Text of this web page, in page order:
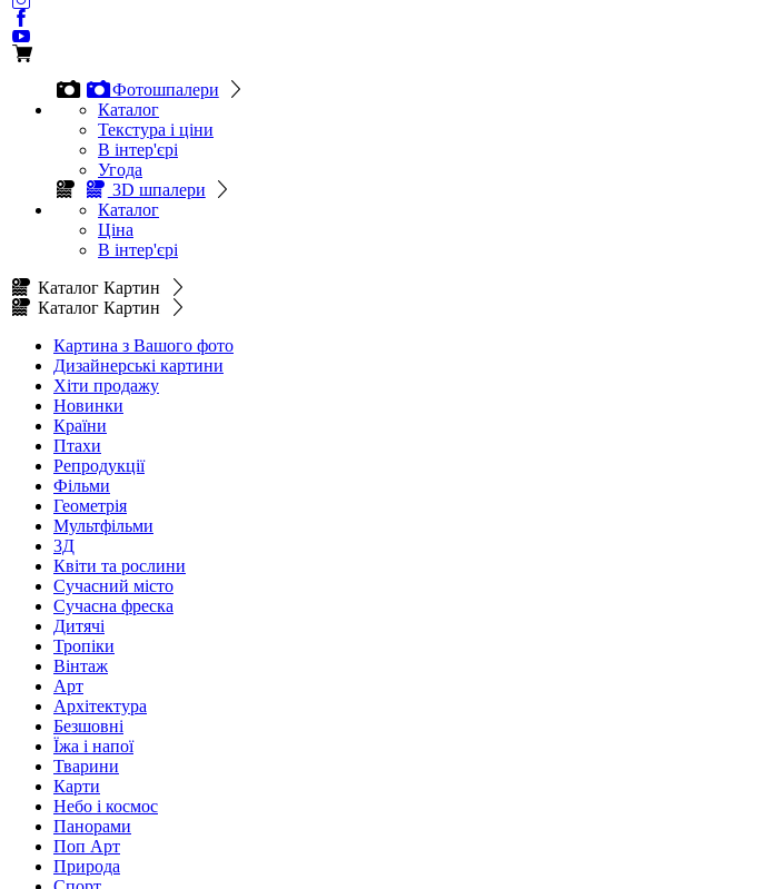
Фотошпалери
Каталог
Текстура і ціни
В інтер'єрі
Угода
3D шпалери
Каталог
Ціна
В інтер'єрі
Каталог Картин
Каталог Картин
Картина з Вашого фото
Дизайнерські картини
Хіти продажу
Новинки
Країни
Птахи
Репродукції
Фільми
Геометрія
Мультфільми
3Д
Квіти та рослини
Сучасний місто
Сучасна фреска
Дитячі
Тропіки
Вінтаж
Арт
Архітектура
Безшовні
Їжа і напої
Тварини
Карти
Небо і космос
Панорами
Поп Арт
Природа